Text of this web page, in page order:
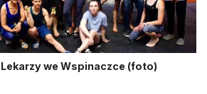
we Wspinaczce (foto)